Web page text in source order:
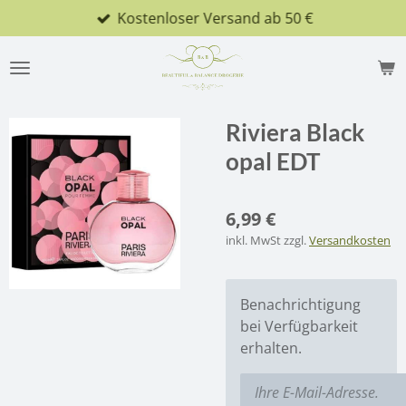
Hauptinhalt
springen
Kostenloser Versand ab 50 €
Riviera Black
opal EDT
6,99 €
inkl. MwSt zzgl.Versandkosten
Benachrichtigung
bei Verfügbarkeit
erhalten.